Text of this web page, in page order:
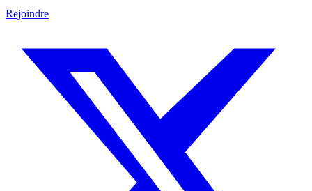
Rejoindre